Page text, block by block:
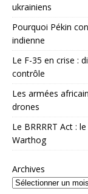
ukrainiens
Pourquoi Pékin
indienne
Le F-35 en crise :
contrôle
Les armées
drones
Le BRRRRT Act :
Warthog
Archives